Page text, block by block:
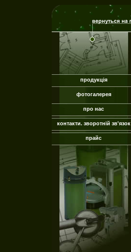
продукція
фотогалерея
про нас
контакти. зворотній зв'язок
прайс